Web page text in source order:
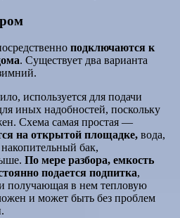
подключаются к
. Существует два варианта
используется для подачи
иных надобностей, поскольку
Схема самая простая —
на открытой площадке, вода,
бак,
По мере разбора, емкость
подается подпитка,
получающая в нем тепловую
и может быть без проблем